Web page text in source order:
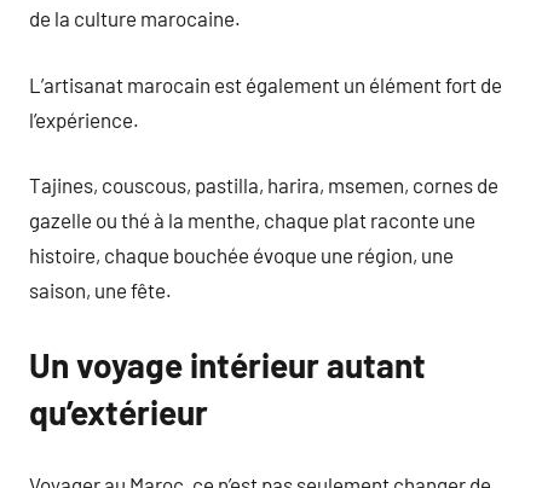
de la culture marocaine.
L’artisanat marocain est également un élément fort de
l’expérience.
Tajines, couscous, pastilla, harira, msemen, cornes de
gazelle ou thé à la menthe, chaque plat raconte une
histoire, chaque bouchée évoque une région, une
saison, une fête.
Un voyage intérieur autant
qu’extérieur